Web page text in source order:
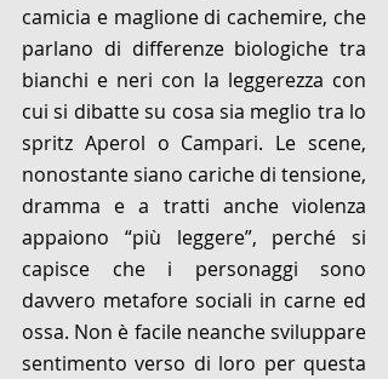
camicia e maglione di cachemire, che
parlano di differenze biologiche tra
bianchi e neri con la leggerezza con
cui si dibatte su cosa sia meglio tra lo
spritz Aperol o Campari. Le scene,
nonostante siano cariche di tensione,
dramma e a tratti anche violenza
appaiono “più leggere”, perché si
capisce che i personaggi sono
davvero metafore sociali in carne ed
ossa. Non è facile neanche sviluppare
sentimento verso di loro per questa